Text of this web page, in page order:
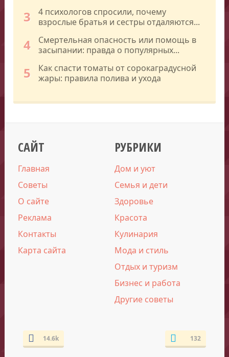
3
4 психологов спросили, почему
взрослые братья и сестры отдаляются...
4
Смертельная опасность или помощь в
засыпании: правда о популярных...
5
Как спасти томаты от сорокаградусной
жары: правила полива и ухода
САЙТ
Главная
Советы
О сайте
Реклама
Контакты
Карта сайта
РУБРИКИ
Дом и уют
Семья и дети
Здоровье
Красота
Кулинария
Мода и стиль
Отдых и туризм
Бизнес и работа
Другие советы
14.6k 132